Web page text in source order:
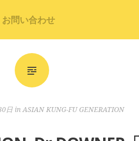
お問い合わせ
日inASIAN KUNG-FU GENERATION